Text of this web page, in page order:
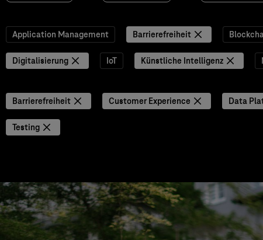
Application Management Barrierefreiheit
Digitalisierung IoT Künstliche Intelligenz
Barrierefreiheit Customer Experience Data
Testing